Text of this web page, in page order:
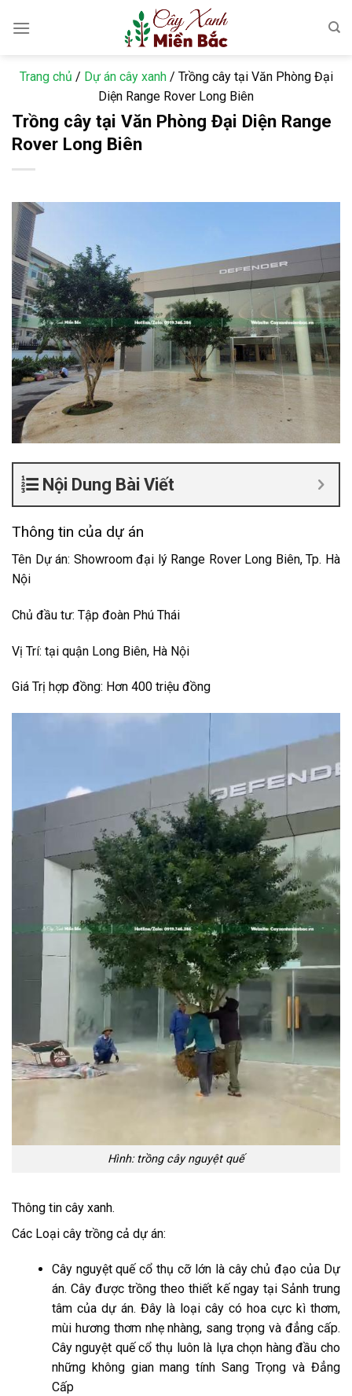
Trang chủ / Dự án cây xanh / Trồng cây tại Văn Phòng Đại
Diện Range Rover Long Biên
Trồng cây tại Văn Phòng Đại Diện Range
Rover Long Biên
Nội Dung Bài Viết
Thông tin của dự án
Tên Dự án: Showroom đại lý Range Rover Long Biên, Tp. Hà
Nội
Chủ đầu tư: Tập đoàn Phú Thái
Vị Trí: tại quận Long Biên, Hà Nội
Giá Trị hợp đồng: Hơn 400 triệu đồng
Hình: trồng cây nguyệt quế
Thông tin cây xanh.
Các Loại cây trồng cả dự án:
Cây nguyệt quế cổ thụ cỡ lớn là cây chủ đạo của Dự
án. Cây được trồng theo thiết kế ngay tại Sảnh trung
tâm của dự án. Đây là loại cây có hoa cực kì thơm,
mùi hương thơm nhẹ nhàng, sang trọng và đẳng cấp.
Cây nguyệt quế cổ thụ luôn là lựa chọn hàng đầu cho
những không gian mang tính Sang Trọng và Đẳng
Cấp